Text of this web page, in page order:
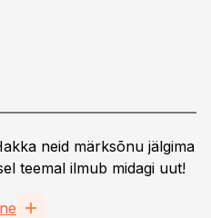
neid märksõnu jälgima
teemal ilmub midagi uut!